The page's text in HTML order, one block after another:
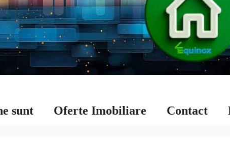
sunt Oferte Imobiliare Contact